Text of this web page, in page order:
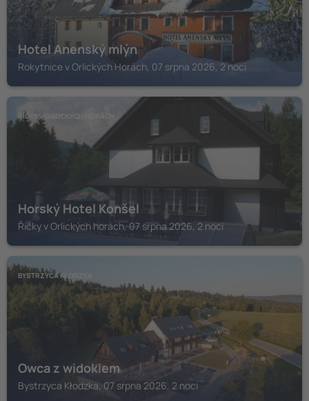
Hotel Anenský mlýn
Rokytnice v Orlických Horách, 07 srpna 2026, 2 noci
ŘÍČKY V ORLICKÝCH HORÁCH
Horský Hotel Konšel
Říčky v Orlických horách, 07 srpna 2026, 2 noci
BYSTRZYCA KŁODZKA
Owca z widokiem
Bystrzyca Kłodzka, 07 srpna 2026, 2 noci